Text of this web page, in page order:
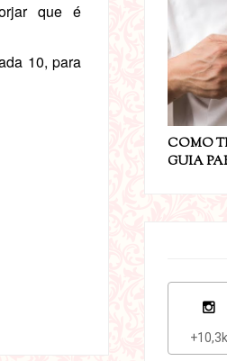
que é
10, para
COMO
GUIA
+10,3k